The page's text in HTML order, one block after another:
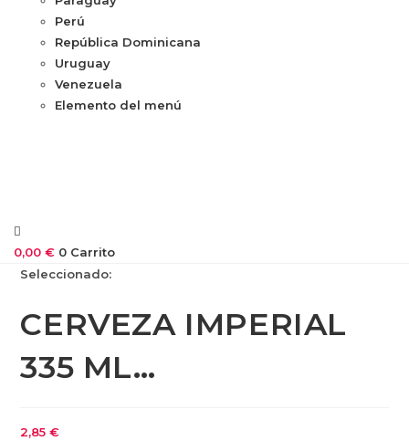
Perú
República Dominicana
Uruguay
Venezuela
Elemento del menú
0,00 € 0 Carrito
Seleccionado:
CERVEZA IMPERIAL
335 ML…
2,85€